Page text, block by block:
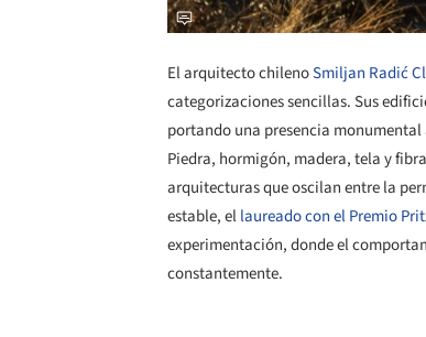
El arquitecto chilenoSmiljan Radić
categorizaciones sencillas. Sus
portando una presencia
Piedra, hormigón, madera, tela y
arquitecturas que oscilan entre la
estable, ellaureado con el Premio
experimentación, donde el
constantemente.